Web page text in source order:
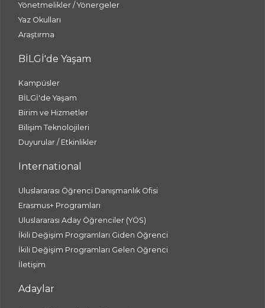
Yönetmelikler / Yönergeler
Yaz Okulları
Araştırma
BİLGİ'de Yaşam
Kampüsler
BİLGİ'de Yaşam
Birim ve Hizmetler
Bilişim Teknolojileri
Duyurular / Etkinlikler
International
Uluslararası Öğrenci Danışmanlık Ofisi
Erasmus+ Programları
Uluslararası Aday Öğrenciler (YÖS)
İkili Değişim Programları Giden Öğrenci
İkili Değişim Programları Gelen Öğrenci
İletişim
Adaylar